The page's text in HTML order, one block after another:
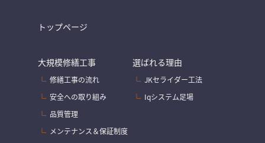
トップページ
大規模修繕工事
修繕工事の流れ
安全への取り組み
品質管理
メンテナンス＆保証制度
選ばれる理由
JKセライダー工法
Iqシステム足場